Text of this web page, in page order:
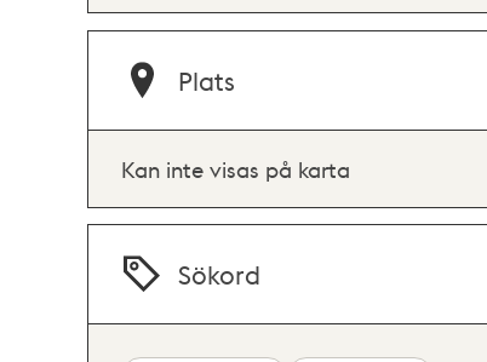
Plats
Kan inte visas på karta
Sökord